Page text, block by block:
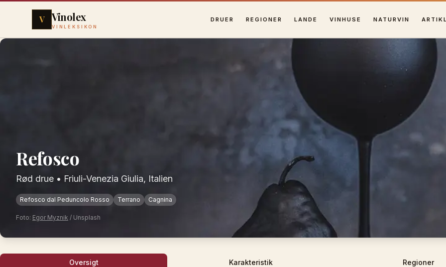
V Vinolex
VINLEKSIKON
DRUER REGIONER LANDE VINHUSE NATURVIN
Refosco
Rød drue • Friuli-Venezia Giulia, Italien
Refosco dal Peduncolo Rosso Terrano Cagnina
Foto: Egor Myznik / Unsplash
Oversigt Karakteristik Regioner